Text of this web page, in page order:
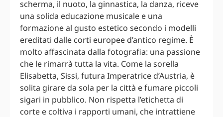
scherma, il nuoto, la ginnastica, la danza, riceve
una solida educazione musicale e una
formazione al gusto estetico secondo i modelli
ereditati dalle corti europee d’antico regime. È
molto affascinata dalla fotografia: una passione
che le rimarrà tutta la vita. Come la sorella
Elisabetta, Sissi, futura Imperatrice d’Austria, è
solita girare da sola per la città e fumare piccoli
sigari in pubblico. Non rispetta l’etichetta di
corte e coltiva i rapporti umani, che intrattiene